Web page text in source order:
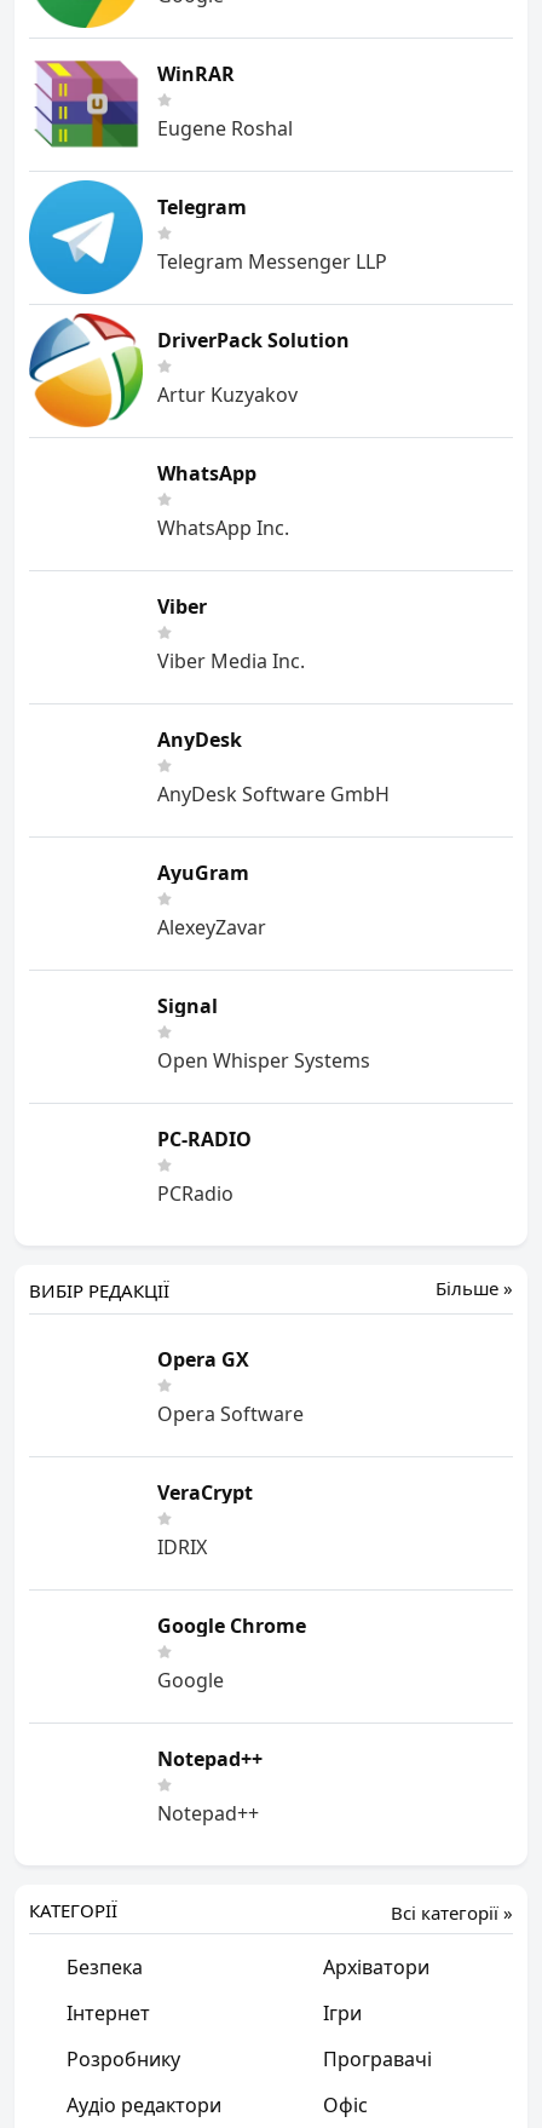
WinRAR
Eugene Roshal
Telegram
Telegram Messenger LLP
DriverPack Solution
Artur Kuzyakov
WhatsApp
WhatsApp Inc.
Viber
Viber Media Inc.
AnyDesk
AnyDesk Software GmbH
AyuGram
AlexeyZavar
Signal
Open Whisper Systems
PC-RADIO
PCRadio
Більше »
ВИБІР РЕДАКЦІЇ
Opera GX
Opera Software
VeraCrypt
IDRIX
Google Chrome
Google
Notepad++
Notepad++
Всі категорії »
КАТЕГОРІЇ
Безпека
Архіватори
Інтернет
Ігри
Розробнику
Програвачі
Аудіо редактори
Офіс